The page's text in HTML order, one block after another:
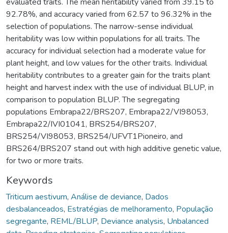
92.78%, and accuracy varied from 62.57 to 96.32% in the
selection of populations. The narrow-sense individual
heritability was low within populations for all traits. The
accuracy for individual selection had a moderate value for
plant height, and low values for the other traits. Individual
heritability contributes to a greater gain for the traits plant
height and harvest index with the use of individual BLUP, in
comparison to population BLUP. The segregating
populations Embrapa22/BRS207, Embrapa22/VI98053,
Embrapa22/IVI01041, BRS254/BRS207,
BRS254/VI98053, BRS254/UFVT1Pioneiro, and
BRS264/BRS207 stand out with high additive genetic value,
for two or more traits.
Keywords
Triticum aestivum, Análise de deviance, Dados
desbalanceados, Estratégias de melhoramento, População
segregante, REML/BLUP, Deviance analysis, Unbalanced